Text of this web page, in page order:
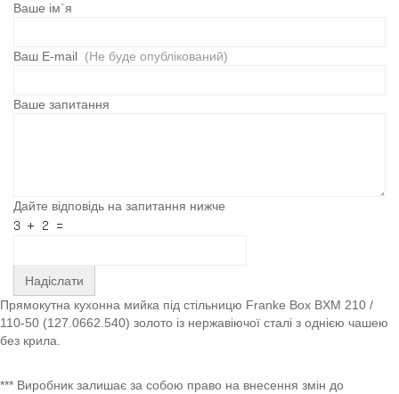
Ваше ім`я
Ваш E-mail (Не буде опублікований)
Ваше запитання
Дайте відповідь на запитання нижче
Надіслати
Прямокутна кухонна мийка під стільницю Franke Box BXM 210 /
110-50 (127.0662.540) золото із нержавіючої сталі з однією чашею
без крила.
*** Виробник залишає за собою право на внесення змін до